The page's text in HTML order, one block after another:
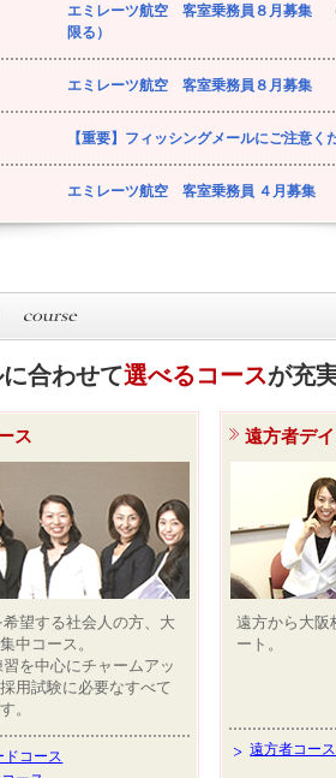
エミレーツ航空 客室乗務員８月募集
限る）
エミレーツ航空 客室乗務員８月募集
【重要】フィッシングメールにご注意く
エミレーツ航空 客室乗務員 ４月募集
合わせて選べるコースが充
ス
望する社会人の方、大
中コース。
を中心にチャームアッ
用試験に必要なすべて
。
ドコース
遠方者デ
遠方から大阪
ート。
遠方者コース